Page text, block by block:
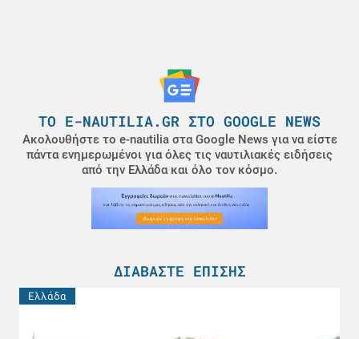
ΤΟ E-NAUTILIA.GR ΣΤΟ GOOGLE NEWS
Ακολουθήστε το e-nautilia στα Google News για να είστε
πάντα ενημερωμένοι για όλες τις ναυτιλιακές ειδήσεις
από την Ελλάδα και όλο τον κόσμο.
ΔΙΑΒΆΣΤΕ ΕΠΊΣΗΣ
Ελλάδα